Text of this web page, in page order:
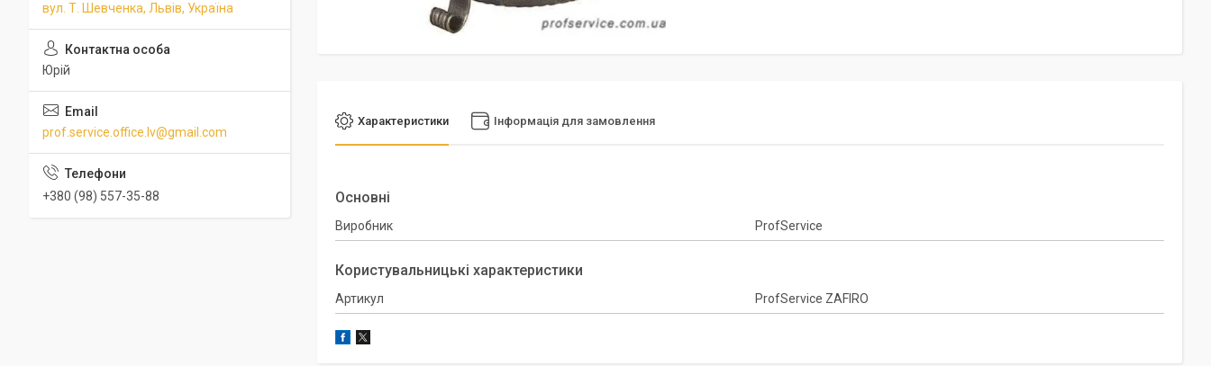
Характеристики Інформація для замовлення
Основні
Виробник ProfService
Користувальницькі характеристики
Артикул ProfService ZAFIRO
вул. Т. Шевченка, Львів, Україна
Юрій
prof.service.office.lv@gmail.com
+380 (98) 557-35-88